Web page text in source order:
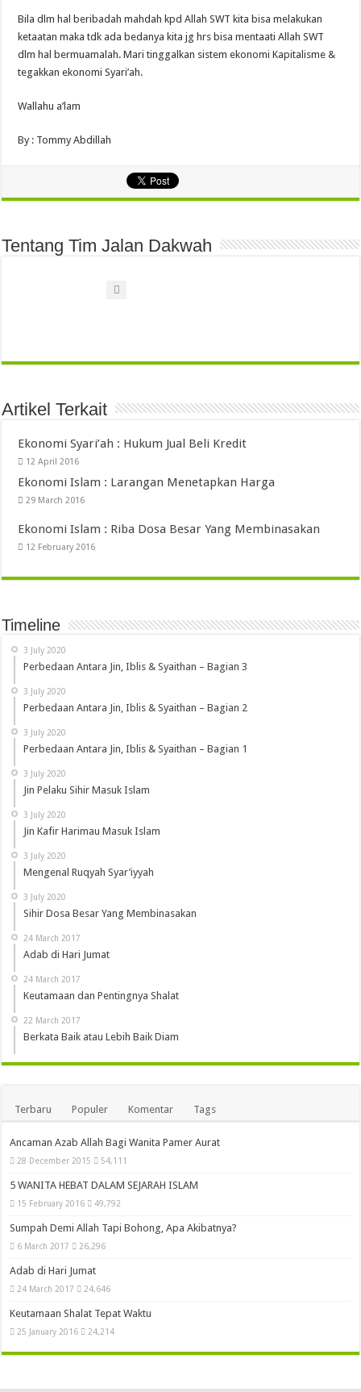
Bila dlm hal beribadah mahdah kpd Allah SWT kita bisa melakukan
ketaatan maka tdk ada bedanya kita jg hrs bisa mentaati Allah SWT
dlm hal bermuamalah. Mari tinggalkan sistem ekonomi Kapitalisme &
tegakkan ekonomi Syari’ah.
Wallahu a’lam
By : Tommy Abdillah
Tentang Tim Jalan Dakwah
Artikel Terkait
Ekonomi Syari’ah : Hukum Jual Beli Kredit
12 April 2016
Ekonomi Islam : Larangan Menetapkan Harga
29 March 2016
Ekonomi Islam : Riba Dosa Besar Yang Membinasakan
12 February 2016
Timeline
3 July 2020
Perbedaan Antara Jin, Iblis & Syaithan – Bagian 3
3 July 2020
Perbedaan Antara Jin, Iblis & Syaithan – Bagian 2
3 July 2020
Perbedaan Antara Jin, Iblis & Syaithan – Bagian 1
3 July 2020
Jin Pelaku Sihir Masuk Islam
3 July 2020
Jin Kafir Harimau Masuk Islam
3 July 2020
Mengenal Ruqyah Syar’iyyah
3 July 2020
Sihir Dosa Besar Yang Membinasakan
24 March 2017
Adab di Hari Jumat
24 March 2017
Keutamaan dan Pentingnya Shalat
22 March 2017
Berkata Baik atau Lebih Baik Diam
Terbaru Populer Komentar Tags
Ancaman Azab Allah Bagi Wanita Pamer Aurat
28 December 2015 54,111
5 WANITA HEBAT DALAM SEJARAH ISLAM
15 February 2016 49,792
Sumpah Demi Allah Tapi Bohong, Apa Akibatnya?
6 March 2017 26,296
Adab di Hari Jumat
24 March 2017 24,646
Keutamaan Shalat Tepat Waktu
25 January 2016 24,214